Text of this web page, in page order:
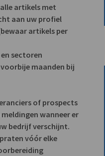
artikels met
aan uw profiel
artikels per
sectoren
maanden bij
of prospects
wanneer er
bedrijf verschijnt.
vóór elke